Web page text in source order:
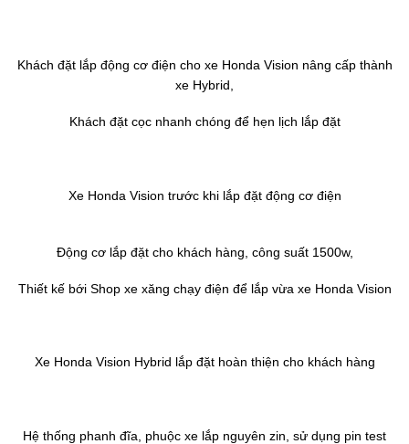
Khách đặt lắp động cơ điện cho xe Honda Vision nâng cấp thành
xe Hybrid,
Khách đặt cọc nhanh chóng để hẹn lịch lắp đặt
Xe Honda Vision trước khi lắp đặt động cơ điện
Động cơ lắp đặt cho khách hàng, công suất 1500w,
Thiết kế bới Shop xe xăng chạy điện để lắp vừa xe Honda Vision
Xe Honda Vision Hybrid lắp đặt hoàn thiện cho khách hàng
Hệ thống phanh đĩa, phuộc xe lắp nguyên zin, sử dụng pin test